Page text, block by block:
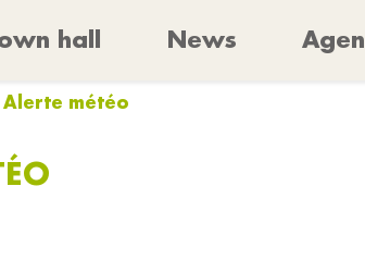
hall News
météo